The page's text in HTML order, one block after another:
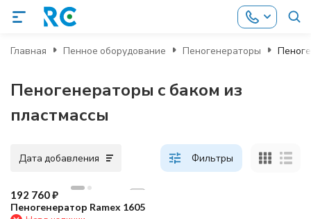
Главная Пенное оборудование Пеногенераторы
Пеногенераторы с баком из
пластмассы
Дата добавления Фильтры
192 760₽
Пеногенератор Ramex 1605